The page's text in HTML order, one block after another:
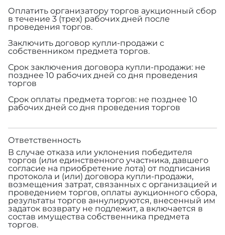
Оплатить организатору торгов аукционный сбор
в течение 3 (трех) рабочих дней после
проведения торгов.
Заключить договор купли-продажи с
собственником предмета торгов.
Срок заключения договора купли-продажи: не
позднее 10 рабочих дней со дня проведения
торгов
Срок оплаты предмета торгов: не позднее 10
рабочих дней со дня проведения торгов
Ответственность
В случае отказа или уклонения победителя
торгов (или единственного участника, давшего
согласие на приобретение лота) от подписания
протокола и (или) договора купли-продажи,
возмещения затрат, связанных с организацией и
проведением торгов, оплаты аукционного сбора,
результаты торгов аннулируются, внесенный им
задаток возврату не подлежит, а включается в
состав имущества собственника предмета
торгов.